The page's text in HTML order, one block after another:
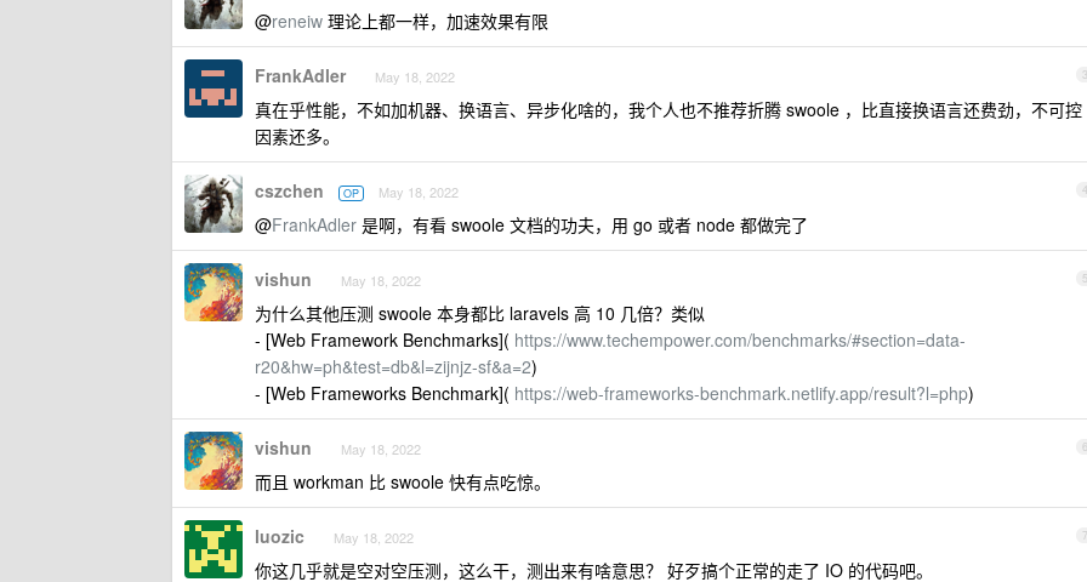
@reneiw 理论上都一样，加速效果有限
3
FrankAdler May 18, 2022
真在乎性能，不如加机器、换语言、异步化啥的，我个人也不推荐折腾 swoole ，比直接换语言还费劲，不可控
因素还多。
4
cszchen OP May 18, 2022
@FrankAdler 是啊，有看 swoole 文档的功夫，用 go 或者 node 都做完了
5
vishun May 18, 2022
为什么其他压测 swoole 本身都比 laravels 高 10 几倍？类似
- [Web Framework Benchmarks]( https://www.techempower.com/benchmarks/#section=data-
r20&hw=ph&test=db&l=zijnjz-sf&a=2)
- [Web Frameworks Benchmark]( https://web-frameworks-benchmark.netlify.app/result?l=php)
6
vishun May 18, 2022
而且 workman 比 swoole 快有点吃惊。
7
luozic May 18, 2022
你这几乎就是空对空压测，这么干，测出来有啥意思？ 好歹搞个正常的走了 IO 的代码吧。